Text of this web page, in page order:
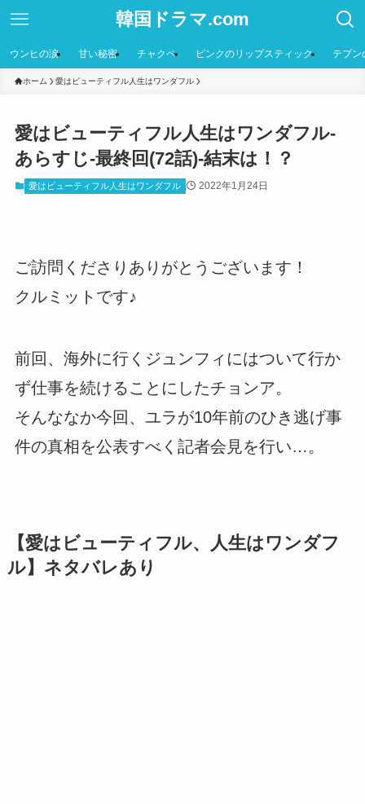
韓国ドラマ.com
ウンヒの涙 甘い秘密 チャクペ ピンクのリップスティック テプン
ホーム 愛はビューティフル人生はワンダフル
愛はビューティフル人生はワンダフル-
あらすじ-最終回(72話)-結末は！？
愛はビューティフル人生はワンダフル 2022年1月24日
ご訪問くださりありがとうございます！
クルミットです♪
前回、海外に行くジュンフィにはついて行か
ず仕事を続けることにしたチョンア。
そんななか今回、ユラが10年前のひき逃げ事
件の真相を公表すべく記者会見を行い…。
【愛はビューティフル、人生はワンダフ
ル】ネタバレあり